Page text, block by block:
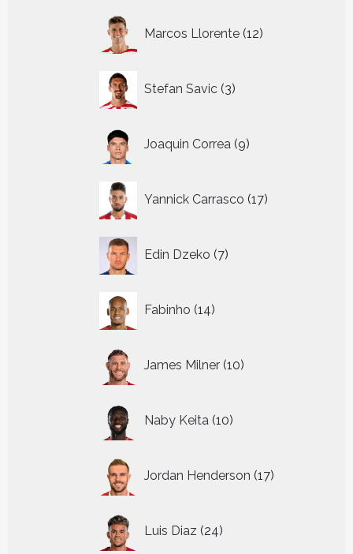
Marcos Llorente 12
producten
Stefan Savic 3
producten
Joaquin Correa 9
producten
Yannick Carrasco 17
producten
Edin Dzeko 7
producten
Fabinho 14
producten
James Milner 10
producten
Naby Keita 10
producten
Jordan Henderson 17
producten
Luis Diaz 24
producten